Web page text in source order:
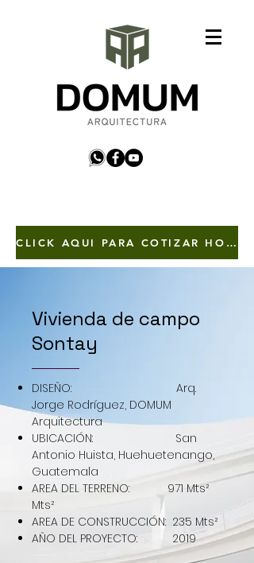
CLICK AQUI PARA COTIZAR HOY TUS PROYECTOS AL 53661530 VIA WHATSAPP
Vivienda de campo
Sontay
DISEÑO: Arq.
Jorge Rodríguez, DOMUM
Arquitectura
UBICACIÓN: San
Antonio Huista, Huehuetenango,
Guatemala
AREA DEL TERRENO: 971 Mts²
Mts²
AREA DE CONSTRUCCIÓN: 235 Mts²
AÑO DEL PROYECTO: 2019